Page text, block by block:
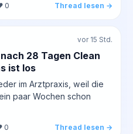
0 Thread lesen →
vor 15 Std.
28 Tagen Clean
ist los
im Arztpraxis, weil die
paar Wochen schon
0 Thread lesen →